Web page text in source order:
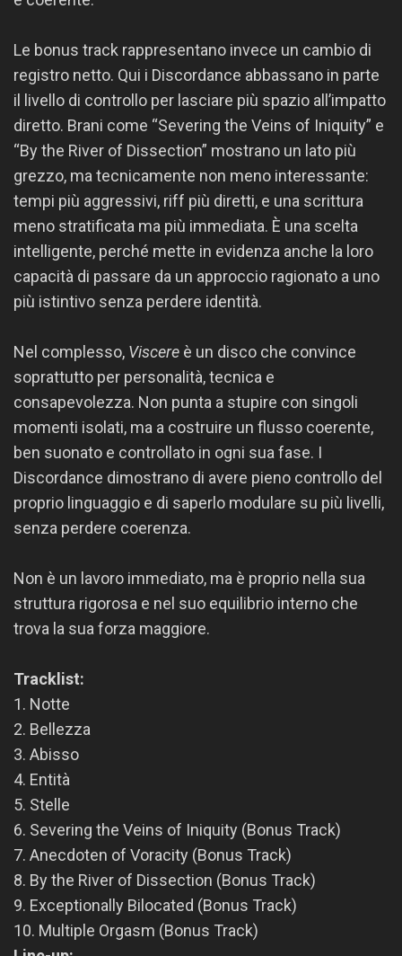
Le bonus track rappresentano invece un cambio di
registro netto. Qui i Discordance abbassano in parte
il livello di controllo per lasciare più spazio all’impatto
diretto. Brani come “Severing the Veins of Iniquity” e
“By the River of Dissection” mostrano un lato più
grezzo, ma tecnicamente non meno interessante:
tempi più aggressivi, riff più diretti, e una scrittura
meno stratificata ma più immediata. È una scelta
intelligente, perché mette in evidenza anche la loro
capacità di passare da un approccio ragionato a uno
più istintivo senza perdere identità.
Nel complesso, Viscere è un disco che convince
soprattutto per personalità, tecnica e
consapevolezza. Non punta a stupire con singoli
momenti isolati, ma a costruire un flusso coerente,
ben suonato e controllato in ogni sua fase. I
Discordance dimostrano di avere pieno controllo del
proprio linguaggio e di saperlo modulare su più livelli,
senza perdere coerenza.
Non è un lavoro immediato, ma è proprio nella sua
struttura rigorosa e nel suo equilibrio interno che
trova la sua forza maggiore.
Tracklist:
1. Notte
2. Bellezza
3. Abisso
4. Entità
5. Stelle
6. Severing the Veins of Iniquity (Bonus Track)
7. Anecdoten of Voracity (Bonus Track)
8. By the River of Dissection (Bonus Track)
9. Exceptionally Bilocated (Bonus Track)
10. Multiple Orgasm (Bonus Track)